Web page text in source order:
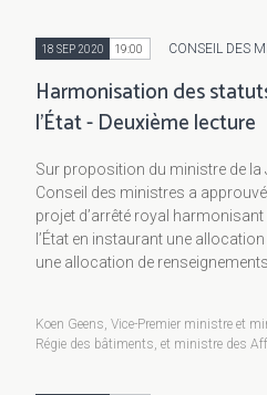
18 SEP 2020 19:00 CONSEIL DES
Harmonisation des
l’État - Deuxième lecture
Sur proposition du ministre de la
Conseil des ministres a
projet d’arrêté royal
l’État en instaurant une
une allocation de
Koen Geens, Vice-Premier ministre et
Régie des bâtiments, et ministre des